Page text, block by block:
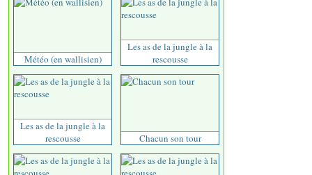
Météo (en wallisien)
Les as de la jungle à la
rescousse
Les as de la jungle à la
rescousse
Chacun son tour